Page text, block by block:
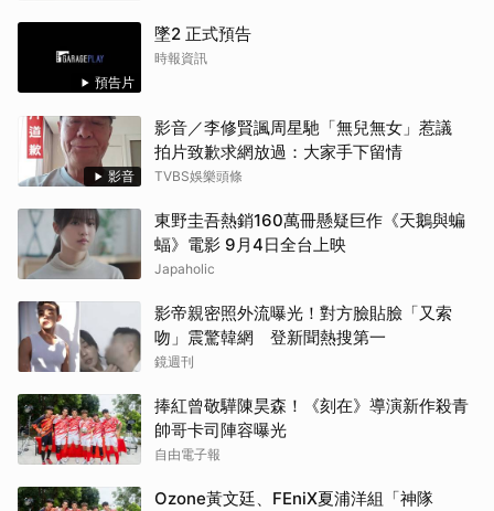
預告片
墜2 正式預告
時報資訊
影音
影音／李修賢諷周星馳「無兒無女」惹議
拍片致歉求網放過：大家手下留情
TVBS娛樂頭條
東野圭吾熱銷160萬冊懸疑巨作《天鵝與蝙
蝠》電影 9月4日全台上映
Japaholic
影帝親密照外流曝光！對方臉貼臉「又索
吻」震驚韓網 登新聞熱搜第一
鏡週刊
捧紅曾敬驊陳昊森！《刻在》導演新作殺青
帥哥卡司陣容曝光
自由電子報
Ozone黃文廷、FEniX夏浦洋組「神隊